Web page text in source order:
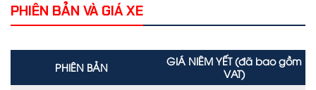
PHIÊN BẢN VÀ GIÁ XE
PHIÊN BẢN
GIÁ NIÊM YẾT (đã bao gồm
VAT)